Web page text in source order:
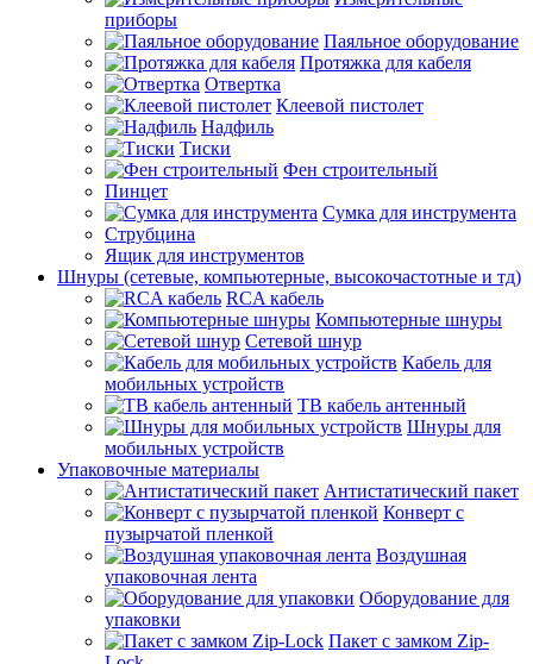
приборы
Паяльное оборудование
Протяжка для кабеля
Отвертка
Клеевой пистолет
Надфиль
Тиски
Фен строительный
Пинцет
Сумка для инструмента
Струбцина
Ящик для инструментов
Шнуры (сетевые, компьютерные, высокочастотные и тд)
RCA кабель
Компьютерные шнуры
Сетевой шнур
Кабель для
мобильных устройств
ТВ кабель антенный
Шнуры для
мобильных устройств
Упаковочные материалы
Антистатический пакет
Конверт с
пузырчатой пленкой
Воздушная
упаковочная лента
Оборудование для
упаковки
Пакет с замком Zip-